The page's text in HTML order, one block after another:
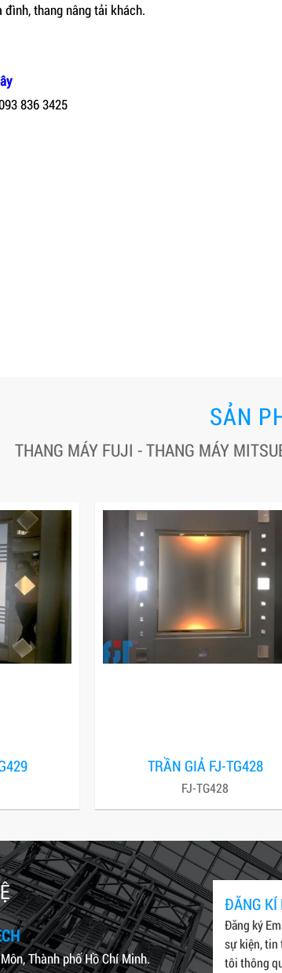
thang nâng tải khách.
836 3425
SẢN
THANG MÁY FUJI - THANG MÁY
TRẦN GIẢ FJ-TG428
FJ-TG428
Thành phố Hồ Chí Minh.
ĐĂNG KÍ
Đăng ký
sự kiện, tin
tôi thông